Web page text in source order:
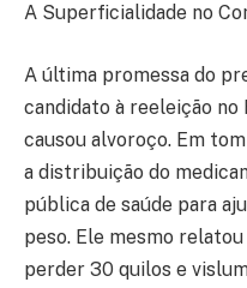
A Superficialidade no
A última promessa do
candidato à reeleição no
causou alvoroço. Em
a distribuição do
pública de saúde para
peso. Ele mesmo relatou
perder 30 quilos e